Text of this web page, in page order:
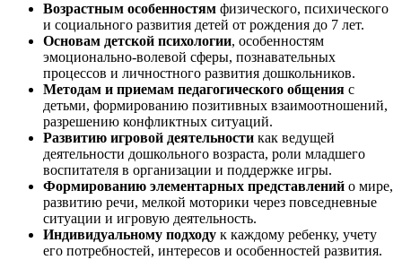
Возрастным особенностям физического, психического
и социального развития детей от рождения до 7 лет.
Основам детской психологии, особенностям
эмоционально-волевой сферы, познавательных
процессов и личностного развития дошкольников.
Методам и приемам педагогического общения с
детьми, формированию позитивных взаимоотношений,
разрешению конфликтных ситуаций.
Развитию игровой деятельности как ведущей
деятельности дошкольного возраста, роли младшего
воспитателя в организации и поддержке игры.
Формированию элементарных представлений о мире,
развитию речи, мелкой моторики через повседневные
ситуации и игровую деятельность.
Индивидуальному подходу к каждому ребенку, учету
его потребностей, интересов и особенностей развития.